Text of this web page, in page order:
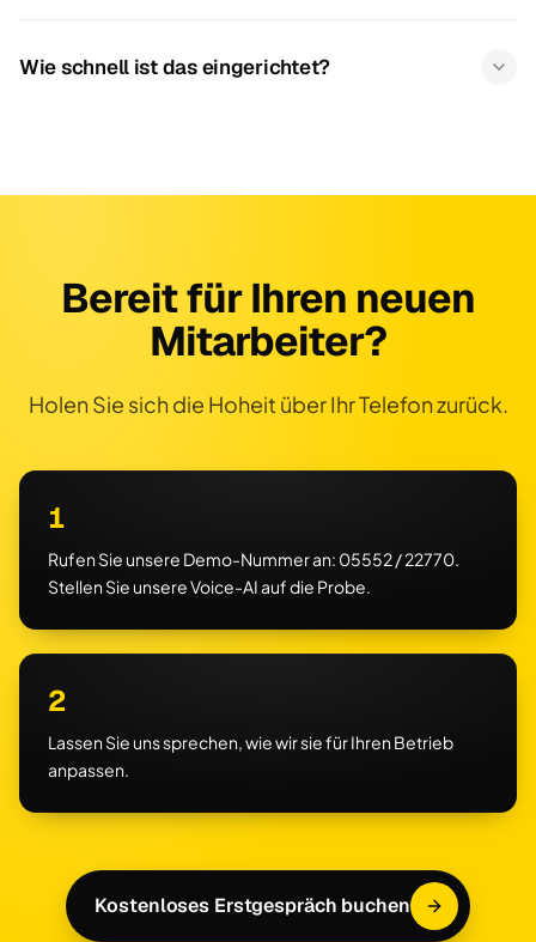
Wie schnell ist das eingerichtet?
Bereit für Ihren neuen
Mitarbeiter?
Holen Sie sich die Hoheit über Ihr Telefon zurück.
1
Rufen Sie unsere Demo-Nummer an: 05552 / 22770.
Stellen Sie unsere Voice-AI auf die Probe.
2
Lassen Sie uns sprechen, wie wir sie für Ihren Betrieb
anpassen.
Kostenloses Erstgespräch buchen